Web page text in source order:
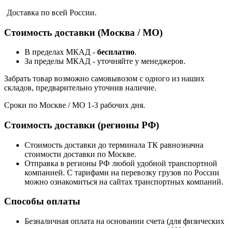
Доставка по всей России.
Стоимость доставки (Москва / МО)
В пределах МКАД - бесплатно.
За пределы МКАД - уточняйте у менеджеров.
Забрать товар возможно самовывозом с одного из наших
складов, предварительно уточнив наличие.
Сроки по Москве / МО 1-3 рабочих дня.
Стоимость доставки (регионы РФ)
Стоимость доставки до терминала ТК равнозначна
стоимости доставки по Москве.
Отправка в регионы РФ любой удобной транспортной
компанией. С тарифами на перевозку грузов по России
можно ознакомиться на сайтах транспортных компаний.
Способы оплаты
Безналичная оплата на основании счета (для физических